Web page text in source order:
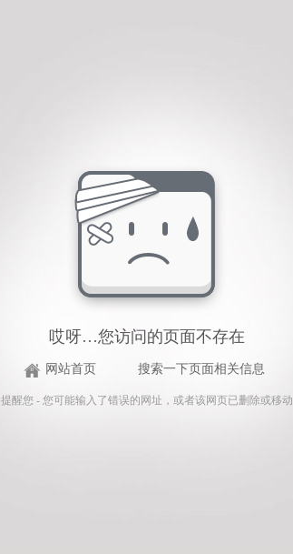
哎呀…您访问的页面不存在
网站首页 搜索一下页面相关信息
提醒您 - 您可能输入了错误的网址，或者该网页已删除或移动